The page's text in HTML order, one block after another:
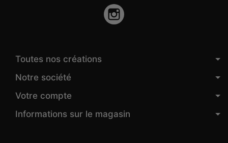
Toutes nos créations
Notre société
Votre compte
Informations sur le magasin